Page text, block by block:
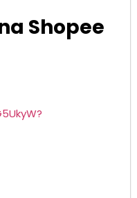
Shopee